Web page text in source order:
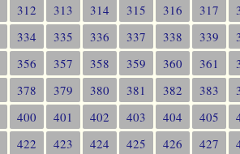
312 313 314 315 316 317
334 335 336 337 338 339
356 357 358 359 360 361
378 379 380 381 382 383
400 401 402 403 404 405
422 423 424 425 426 427